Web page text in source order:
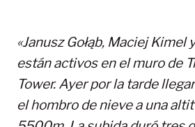
«Janusz Gołąb, Maciej Kimel
están activos en el muro de
Tower. Ayer por la tarde
el hombro de nieve a una